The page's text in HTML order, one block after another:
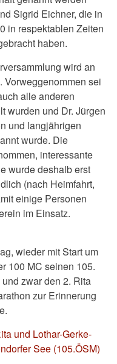
Sigrid Eichner, die in
in respektablen Zeiten
haben.
wird an
Vorweggenommen sei
alle anderen
wurden und Dr. Jürgen
und langjährigen
wurde. Die
interessante
wurde deshalb erst
(nach Heimfahrt,
einige Personen
im Einsatz.
wieder mit Start um
100 MC seinen 105.
zwar den 2. Rita
zur Erinnerung
und Lothar-Gerke-
See (105.ÖSM)